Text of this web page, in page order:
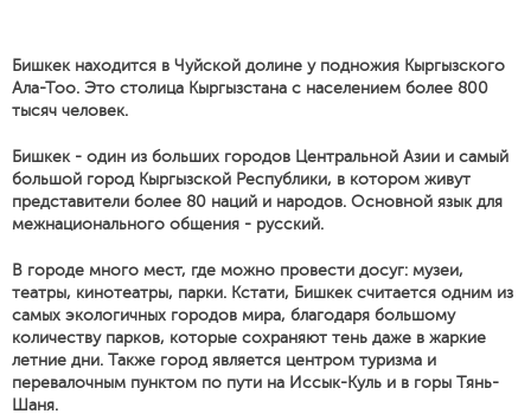
Бишкек находится в Чуйской долине у подножия Кыргызского
Ала-Тоо. Это столица Кыргызстана с населением более 800
тысяч человек.
Бишкек - один из больших городов Центральной Азии и самый
большой город Кыргызской Республики, в котором живут
представители более 80 наций и народов. Основной язык для
межнационального общения - русский.
В городе много мест, где можно провести досуг: музеи,
театры, кинотеатры, парки. Кстати, Бишкек считается одним из
самых экологичных городов мира, благодаря большому
количеству парков, которые сохраняют тень даже в жаркие
летние дни. Также город является центром туризма и
перевалочным пунктом по пути на Иссык-Куль и в горы Тянь-
Шаня.